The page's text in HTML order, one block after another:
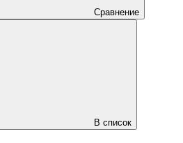
Сравнение
В список